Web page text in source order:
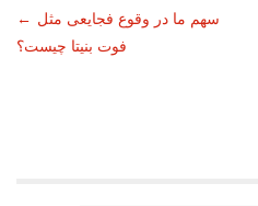
← سهم ما در وقوع فجایعی مثل
فوت بنیتا چیست؟